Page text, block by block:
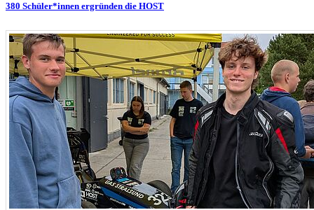
380 Schüler*innen ergründen die HOST